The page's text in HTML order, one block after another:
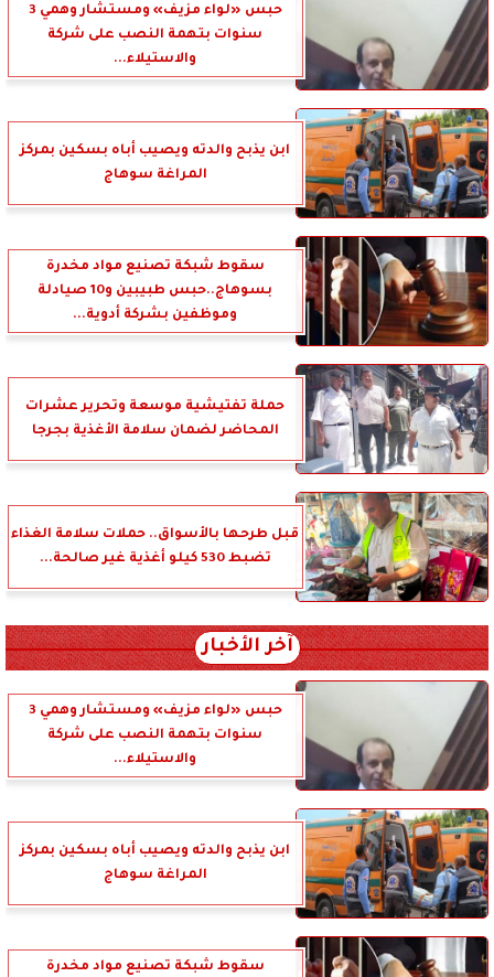
حبس «لواء مزيف» ومستشار وهمي 3
سنوات بتهمة النصب على شركة
والاستيلاء...
ابن يذبح والدته ويصيب أباه بسكين بمركز
المراغة سوهاج
سقوط شبكة تصنيع مواد مخدرة
بسوهاج..حبس طبيبين و10 صيادلة
وموظفين بشركة أدوية...
حملة تفتيشية موسعة وتحرير عشرات
المحاضر لضمان سلامة الأغذية بجرجا
قبل طرحها بالأسواق.. حملات سلامة الغذاء
تضبط 530 كيلو أغذية غير صالحة...
آخر الأخبار
حبس «لواء مزيف» ومستشار وهمي 3
سنوات بتهمة النصب على شركة
والاستيلاء...
ابن يذبح والدته ويصيب أباه بسكين بمركز
المراغة سوهاج
سقوط شبكة تصنيع مواد مخدرة